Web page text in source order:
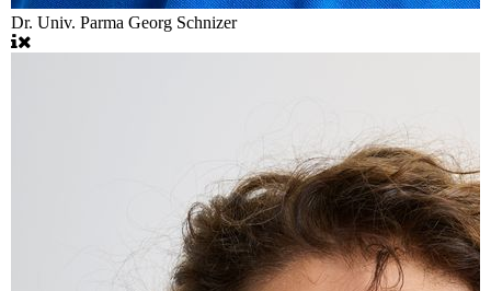
Dr. Univ. Parma Georg Schnizer